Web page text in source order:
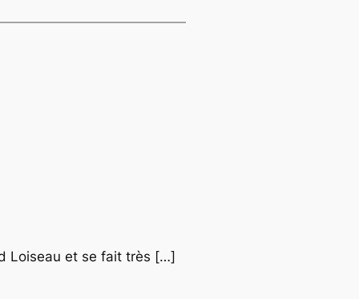
Loiseau et se fait très […]